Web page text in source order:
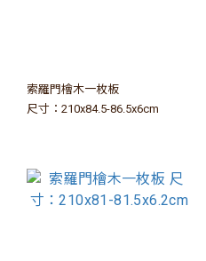
索羅門檜木一枚板
尺寸：210x84.5-86.5x6cm